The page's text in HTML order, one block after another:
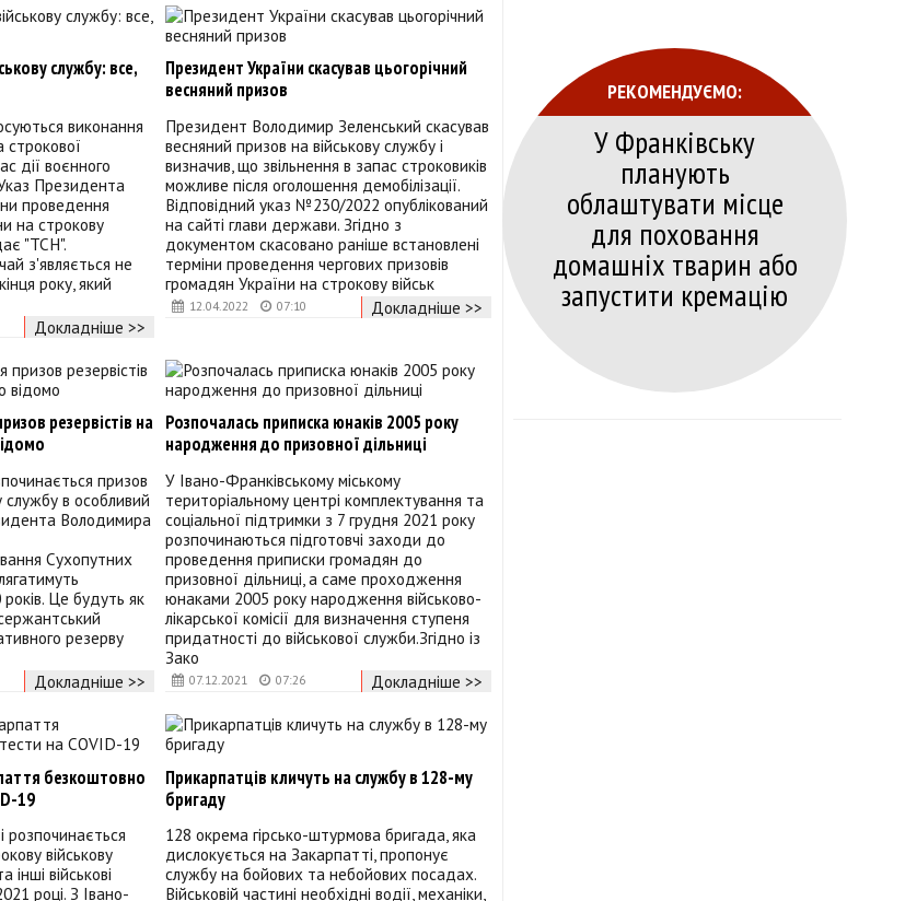
службу: все,
виконання
строкової
дії воєнного
Президента
проведення
на строкову
"ТСН".
з'являється не
року, який
Докладніше >>
12.04.2022 07:10
Президент України скасував цьогорічний
весняний призов
Президент Володимир Зеленський скасував
весняний призов на військову службу і
визначив, що звільнення в запас строковиків
можливе після оголошення демобілізації.
Відповідний указ №230/2022 опублікований
на сайті глави держави. Згідно з
документом скасовано раніше встановлені
терміни проведення чергових призовів
громадян України на строкову військ
Докладніше >>
резервістів на
призов
службу в особливий
Володимира
Сухопутних
Це будуть як
резерву
Докладніше >>
07.12.2021 07:26
Розпочалась приписка юнаків 2005 року
народження до призовної дільниці
У Івано-Франківському міському
територіальному центрі комплектування та
соціальної підтримки з 7 грудня 2021 року
розпочинаються підготовчі заходи до
проведення приписки громадян до
призовної дільниці, а саме проходження
юнаками 2005 року народження військово-
лікарської комісії для визначення ступеня
придатності до військової служби.Згідно із
Зако
Докладніше >>
безкоштовно
19
розпочинається
військову
військові
році. З Івано-
Прикарпатців кличуть на службу в 128-му
бригаду
128 окрема гірсько-штурмова бригада, яка
дислокується на Закарпатті, пропонує
службу на бойових та небойових посадах.
Військовій частині необхідні водії, механіки,
РЕКОМЕНДУЄМО:
У Франківську
планують
облаштувати місце
для поховання
домашніх тварин або
запустити кремацію